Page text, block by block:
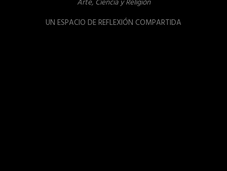
Arte, Ciencia y Religión
UN ESPACIO DE REFLEXIÓN COMPARTIDA